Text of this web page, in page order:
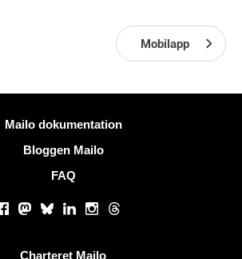
Mobilapp
Mailo dokumentation
Bloggen Mailo
FAQ
Facebook
Mastodon
BlueskyLinkedInInstagram
Threads
Charteret Mailo